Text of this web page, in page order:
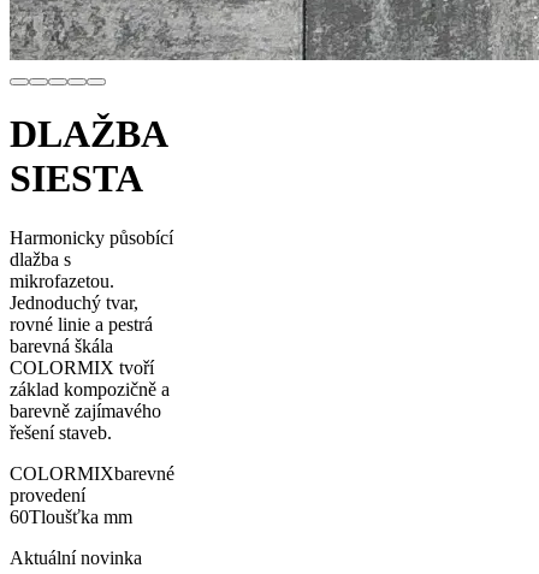
DLAŽBA
SIESTA
Harmonicky působící
dlažba s
mikrofazetou.
Jednoduchý tvar,
rovné linie a pestrá
barevná škála
COLORMIX tvoří
základ kompozičně a
barevně zajímavého
řešení staveb.
COLORMIXbarevné
provedení
60Tloušťka mm
Aktuální novinka